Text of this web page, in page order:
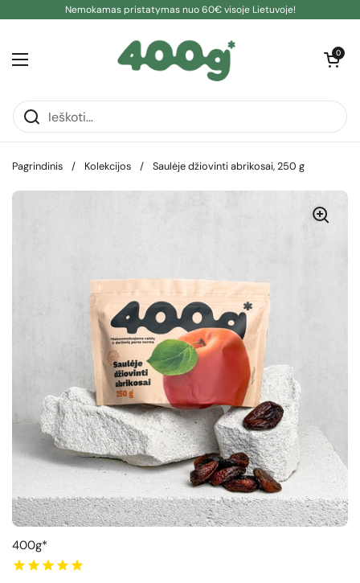
Pereiti prie turinioNemokamas pristatymas nuo 60€ visoje Lietuvoje!
Atidaryti meniu
Atidaryti
0
Pagrindinis / Kolekcijos / Saulėje džiovinti abrikosai, 250 g
400g*